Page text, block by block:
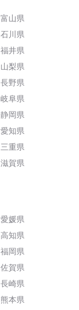
富山県
石川県
福井県
山梨県
長野県
岐阜県
静岡県
愛知県
三重県
滋賀県
愛媛県
高知県
福岡県
佐賀県
長崎県
熊本県